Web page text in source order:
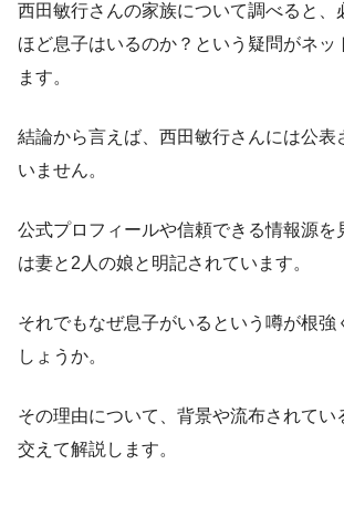
西田敏行さんの家族について調べると、
ほど息子はいるのか？という疑問がネッ
ます。
結論から言えば、西田敏行さんには公表
いません。
公式プロフィールや信頼できる情報源を
は妻と2人の娘と明記されています。
それでもなぜ息子がいるという噂が根強
しょうか。
その理由について、背景や流布されてい
交えて解説します。